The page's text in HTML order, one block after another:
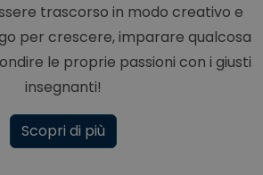
trascorso in modo creativo e
per crescere, imparare qualcosa
le proprie passioni con i giusti
insegnanti!
Scopri di più